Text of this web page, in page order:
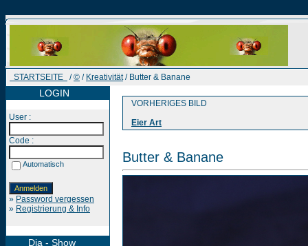
STARTSEITE /© / Kreativität/ Butter & Banane
LOGIN
User :
Code :
Automatisch
» Password vergessen
» Registrierung & Info
Dia - Show
VORHERIGES BILD
Eier Art
Butter & Banane